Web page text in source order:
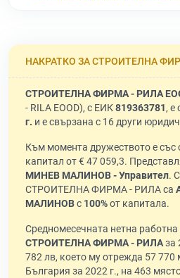
НАКРАТКО ЗА СТРОИТЕЛНА
СТРОИТЕЛНА ФИРМА - РИЛА
- RILA EOOD), с ЕИК819363781, е
г. и е свързана с 16 други
Към момента дружеството е със
капитал от € 47 059,3.
МИНЕВ МАЛИНОВ - Управител.
СТРОИТЕЛНА ФИРМА - РИЛА са
МАЛИНОВс 100%от капитала.
Средномесечната нетна работна
СТРОИТЕЛНА ФИРМА - РИЛАза
782 лв, което му отрежда 57 770
България за 2022 г., на 463